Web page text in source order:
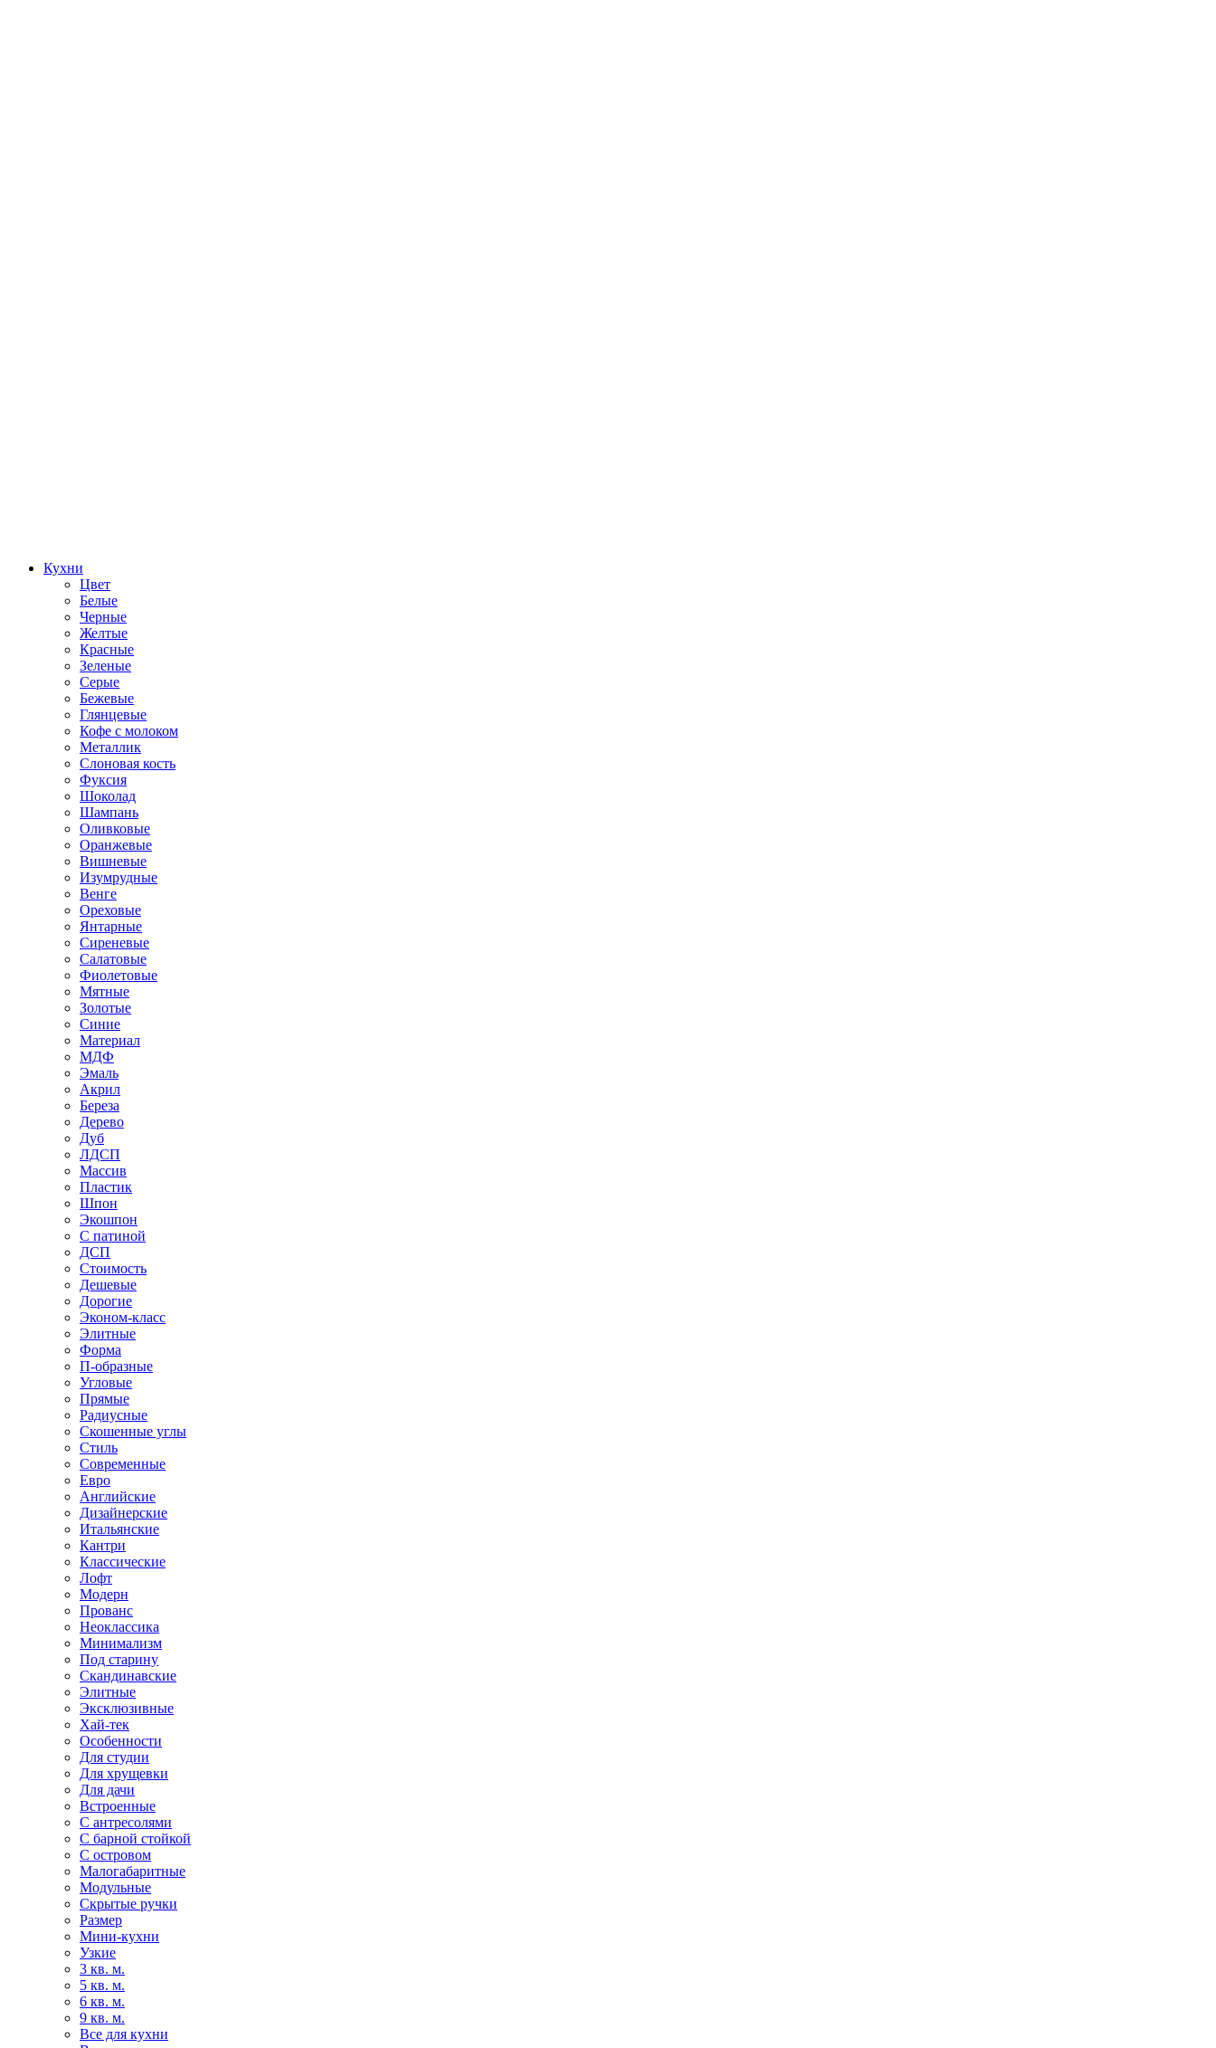
Кухни
Цвет
Белые
Черные
Желтые
Красные
Зеленые
Серые
Бежевые
Глянцевые
Кофе с молоком
Металлик
Слоновая кость
Фуксия
Шоколад
Шампань
Оливковые
Оранжевые
Вишневые
Изумрудные
Венге
Ореховые
Янтарные
Сиреневые
Салатовые
Фиолетовые
Мятные
Золотые
Синие
Материал
МДФ
Эмаль
Акрил
Береза
Дерево
Дуб
ЛДСП
Массив
Пластик
Шпон
Экошпон
С патиной
ДСП
Стоимость
Дешевые
Дорогие
Эконом-класс
Элитные
Форма
П-образные
Угловые
Прямые
Радиусные
Скошенные углы
Стиль
Современные
Евро
Английские
Дизайнерские
Итальянские
Кантри
Классические
Лофт
Модерн
Прованс
Неоклассика
Минимализм
Под старину
Скандинавские
Элитные
Эксклюзивные
Хай-тек
Особенности
Для студии
Для хрущевки
Для дачи
Встроенные
С антресолями
С барной стойкой
С островом
Малогабаритные
Модульные
Скрытые ручки
Размер
Мини-кухни
Узкие
3 кв. м.
5 кв. м.
6 кв. м.
9 кв. м.
Все для кухни